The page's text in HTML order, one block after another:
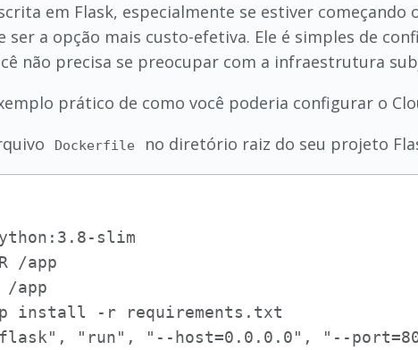
em Flask, especialmente se estiver
ser a opção mais custo-efetiva. Ele é simples de
não precisa se preocupar com a infraestrutura
prático de como você poderia configurar o
Dockerfile no diretório raiz do seu projeto
slim
/app
/app
install -r requirements.txt